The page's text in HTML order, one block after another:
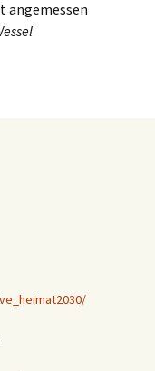
angemessen